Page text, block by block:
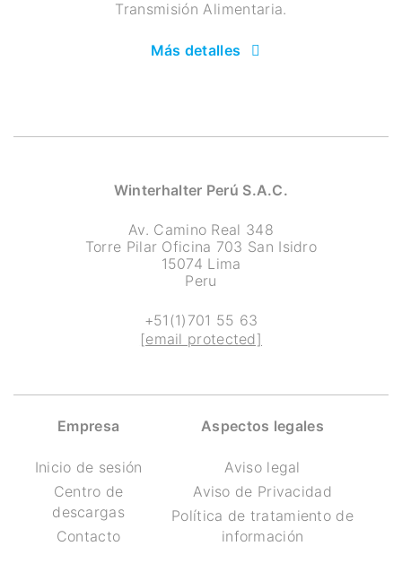
Transmisión Alimentaria.
Más detalles
Winterhalter Perú S.A.C.
Av. Camino Real 348
Torre Pilar Oficina 703 San Isidro
15074 Lima
Peru
+51(1)701 55 63
[email protected]
Empresa
Inicio de sesión
Centro de
descargas
Contacto
Aspectos legales
Aviso legal
Aviso de Privacidad
Política de tratamiento de
información